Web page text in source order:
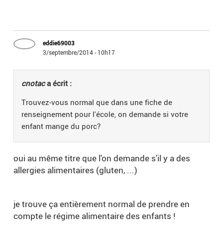
eddie69003
3/septembre/2014 - 10h17
cnotaca écrit :
Trouvez-vous normal que dans une fiche de
renseignement pour l'école, on demande si votre
enfant mange du porc?
oui au même titre que l'on demande s'il y a des
allergies alimentaires (gluten, ...)
je trouve ça entièrement normal de prendre en
compte le régime alimentaire des enfants !